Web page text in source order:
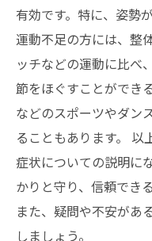
有効です。特に、姿勢
運動不足の方には、整
ッチなどの運動に比べ
節をほぐすことができ
などのスポーツやダン
ることもあります。
症状についての説明に
かりと守り、信頼でき
また、疑問や不安があ
しましょう。